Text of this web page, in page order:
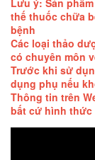
thế thuốc chữa
bệnh
Các loại thảo
có chuyên môn
Trước khi sử
dụng phụ nếu
Thông tin trên
bất cứ hình thức